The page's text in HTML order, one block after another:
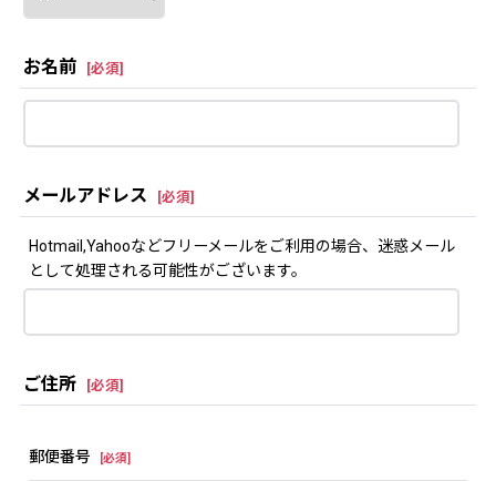
お名前 [必須]
メールアドレス [必須]
Hotmail,Yahooなどフリーメールをご利用の場合、迷惑メール
として処理される可能性がございます。
ご住所 [必須]
郵便番号 必須]